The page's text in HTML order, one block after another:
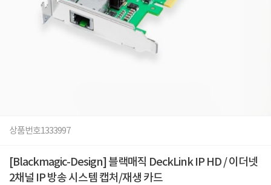
상품번호1333997
[Blackmagic-Design] 블랙매직 DeckLink IP HD / 이더넷
2채널 IP 방송 시스템 캡처/재생 카드